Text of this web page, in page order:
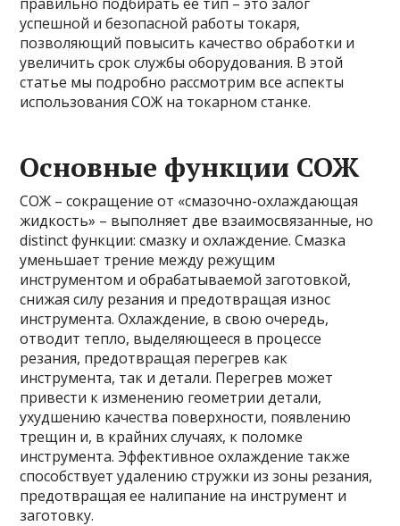
успешной и безопасной работы токаря,
позволяющий повысить качество обработки и
увеличить срок службы оборудования. В этой
статье мы подробно рассмотрим все аспекты
использования СОЖ на токарном станке.
Основные функции СОЖ
СОЖ – сокращение от «смазочно-охлаждающая
жидкость» – выполняет две взаимосвязанные, но
distinct функции: смазку и охлаждение. Смазка
уменьшает трение между режущим
инструментом и обрабатываемой заготовкой,
снижая силу резания и предотвращая износ
инструмента. Охлаждение, в свою очередь,
отводит тепло, выделяющееся в процессе
резания, предотвращая перегрев как
инструмента, так и детали. Перегрев может
привести к изменению геометрии детали,
ухудшению качества поверхности, появлению
трещин и, в крайних случаях, к поломке
инструмента. Эффективное охлаждение также
способствует удалению стружки из зоны резания,
предотвращая ее налипание на инструмент и
заготовку.